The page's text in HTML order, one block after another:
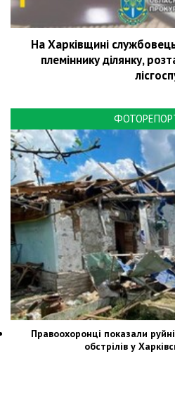
На Харківщині
племіннику ділянку,
Правоохоронці показали
обстрілів у